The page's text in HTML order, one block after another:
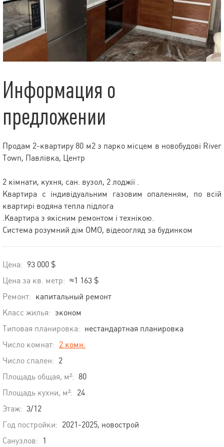
Информация о
предложении
Продам 2-квартиру 80 м2 з парко місцем в новобудові River
Town, Павлівка, Центр
2 кімнати, кухня, сан. вузол, 2 лоджії .
Квартира с індивідуальним газовим опаленням, по всій
квартирі водяна тепла підлога
.Квартира з якісним ремонтом і технікою.
Система розумний дім OMO, відеоогляд за будинком
Цена: 93 000 $
Цена за кв. метр: ≈1 163 $
Ремонт: капитальный ремонт
Класс жилья: эконом
Типовая планировка: нестандартная планировка
Число комнат: 2 комн.
Число спален: 2
Площадь общая, м²: 80
Площадь кухни, м²: 24
Этаж: 3/12
Год постройки: 2021-2025, новострой
Санузлов:
1